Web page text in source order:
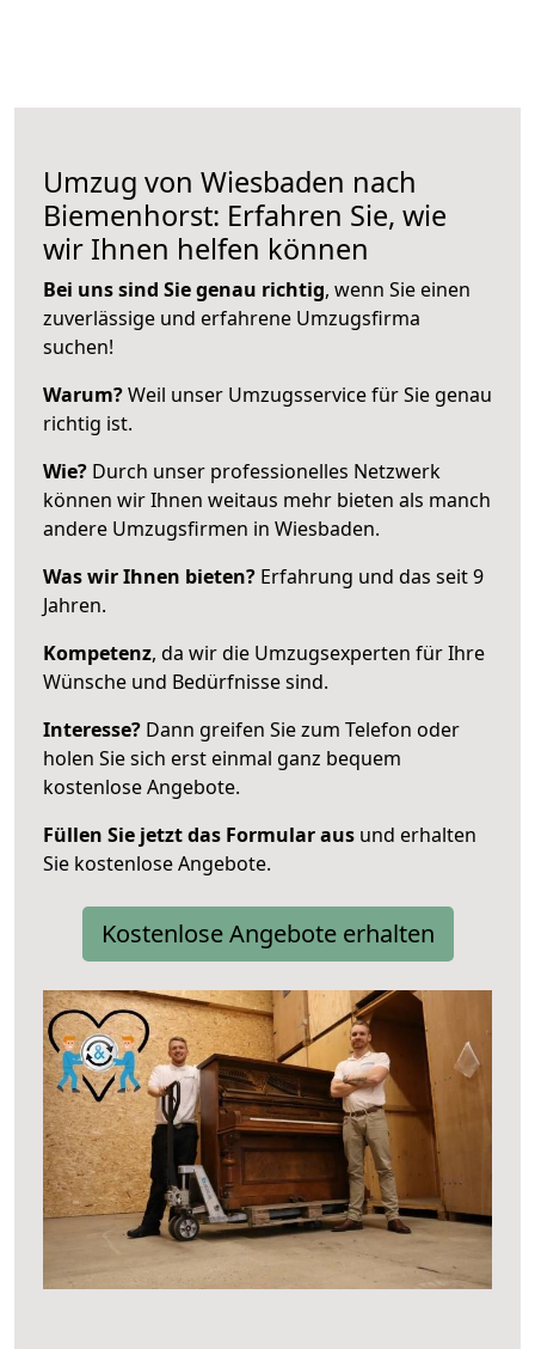
Umzug von Wiesbaden nach
Biemenhorst: Erfahren Sie, wie
wir Ihnen helfen können
Bei uns sind Sie genau richtig, wenn Sie einen
zuverlässige und erfahrene Umzugsfirma
suchen!
Warum?Weil unser Umzugsservice für Sie genau
richtig ist.
Wie? Durch unser professionelles Netzwerk
können wir Ihnen weitaus mehr bieten als manch
andere Umzugsfirmen in Wiesbaden.
Was wir Ihnen bieten? Erfahrung und das seit 9
Jahren.
Kompetenz, da wir die Umzugsexperten für Ihre
Wünsche und Bedürfnisse sind.
Interesse? Dann greifen Sie zum Telefon oder
holen Sie sich erst einmal ganz bequem
kostenlose Angebote.
Füllen Sie jetzt das Formular aus und erhalten
Sie kostenlose Angebote.
Kostenlose Angebote erhalten